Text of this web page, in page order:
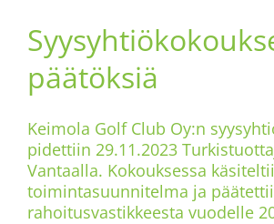
päätöksiä
Keimola Golf Club Oy:n
pidettiin 29.11.2023
Vantaalla. Kokouksessa
toimintasuunnitelma ja
rahoitusvastikkeesta vuodelle